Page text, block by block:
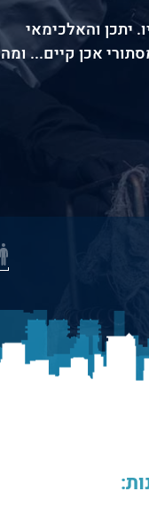
יתכן והאלכימאי
אכן קיים... ומה